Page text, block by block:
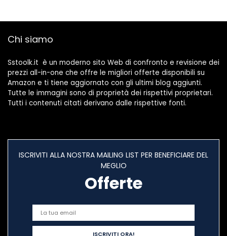
Chi siamo
Sstoolk.it è un moderno sito Web di confronto e revisione dei
prezzi all-in-one che offre le migliori offerte disponibili su
Amazon e ti tiene aggiornato con gli ultimi blog aggiunti.
Tutte le immagini sono di proprietà dei rispettivi proprietari.
Tutti i contenuti citati derivano dalle rispettive fonti.
ISCRIVITI ALLA NOSTRA MAILING LIST PER BENEFICIARE DEL
MEGLIO
Offerte